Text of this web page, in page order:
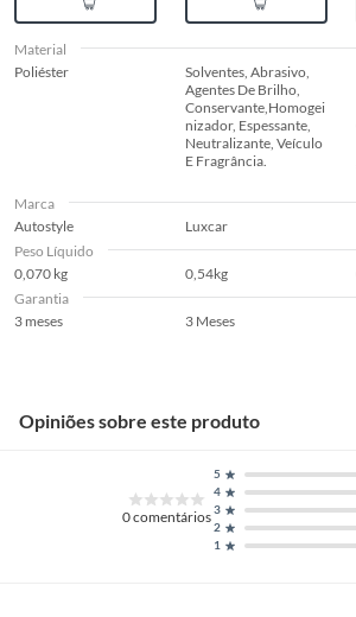
Material
Poliéster
Solventes, Abrasivo,
Agentes De Brilho,
Conservante,Homogei
nizador, Espessante,
Neutralizante, Veículo
E Fragrância.
Marca
Autostyle
Luxcar
Peso Líquido
0,070 kg
0,54kg
Garantia
3 meses
3 Meses
Opiniões sobre este produto
0comentários
1
2
3
4
5